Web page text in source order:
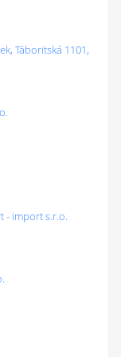
Táboritská 1101,
- import s.r.o.